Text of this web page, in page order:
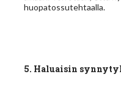
huopatossutehtaalla.
5. Haluaisin